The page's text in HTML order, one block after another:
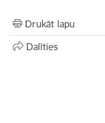
Drukāt lapu
Dalīties